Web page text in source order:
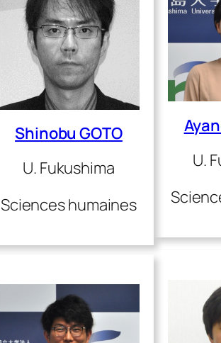
Shinobu GOTO
U. Fukushima
Sciences humaines
U.